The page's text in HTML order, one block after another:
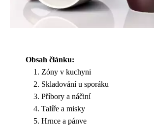
Obsah článku:
Zóny v kuchyni
Skladování u sporáku
Příbory a náčiní
Talíře a misky
Hrnce a pánve